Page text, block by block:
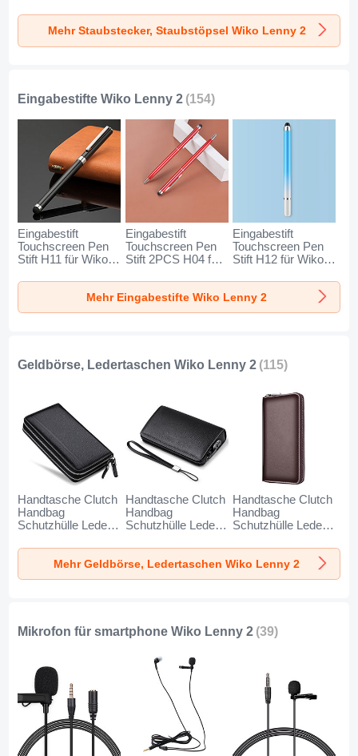
für Wiko Lenny 2
für Wiko Lenny 2
Rosegold
Wiko Lenny 2
Silber
Mehr Staubstecker, Staubstöpsel Wiko Lenny 2
Eingabestifte Wiko Lenny 2 (154)
Eingabestift
Touchscreen Pen
Stift H11 für Wiko
Eingabestift
Touchscreen Pen
Stift 2PCS H04 für
Eingabestift
Touchscreen Pen
Stift H12 für Wiko
Mehr Eingabestifte Wiko Lenny 2
Geldbörse, Ledertaschen Wiko Lenny 2 (115)
Handtasche Clutch
Handbag
Schutzhülle Leder
Wiko Lenny 2
Schwarz
Handtasche Clutch
Handbag
Schutzhülle Leder
Wiko Lenny 2
Schwarz
Handtasche Clutch
Handbag
Schutzhülle Leder
Wiko Lenny 2
Braun
Mehr Geldbörse, Ledertaschen Wiko Lenny 2
Mikrofon für smartphone Wiko Lenny 2 (39)